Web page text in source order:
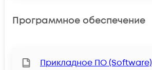
Программное обеспечение
Прикладное ПО (Software)